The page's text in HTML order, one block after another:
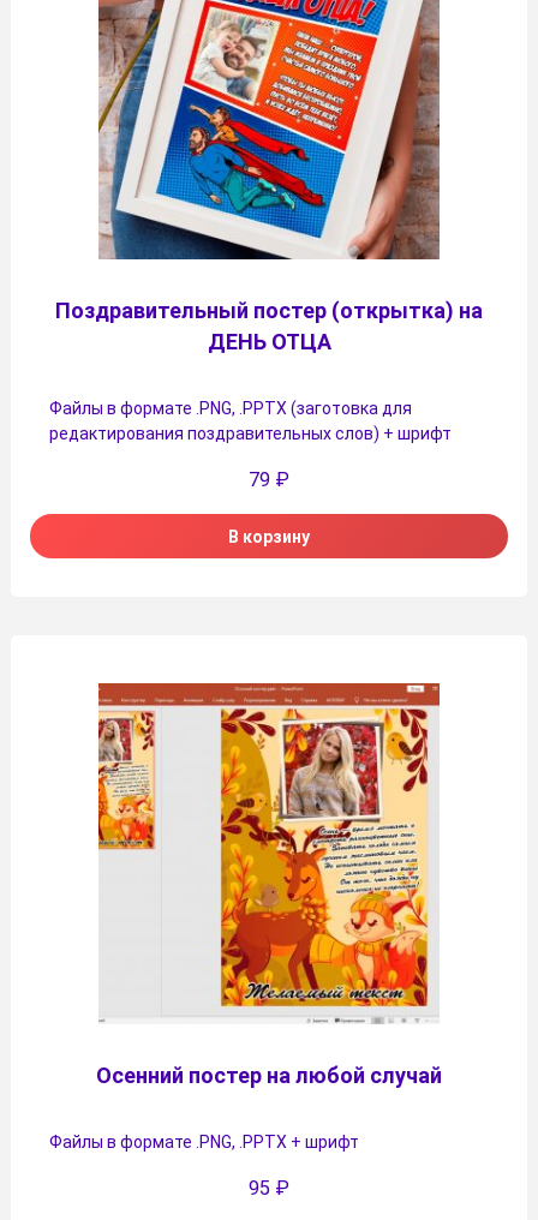
Поздравительный постер (открытка) на
ДЕНЬ ОТЦА
Файлы в формате .PNG, .PPTX (заготовка для
редактирования поздравительных слов) + шрифт
79 ₽
В корзину
Осенний постер на любой случай
Файлы в формате .PNG, .PPTX + шрифт
95 ₽